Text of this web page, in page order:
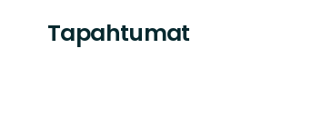
Tapahtumat